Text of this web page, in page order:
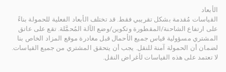
الأبعاد
القياسات مُقدمة بشكل تقريبي فقط. قد تختلف الأبعاد الفعلية للحمولة بناءً
على ارتفاع الشاحنة/المقطورة وتكوين/وضع الآلة المُحمَّلة. تقع على عاتق
المشتري مسؤولية قياس جميع الأحمال قبل مغادرة موقع المزاد الخاص بنا
لضمان أن الحمولة آمنة للنقل. يجب أن يتحقق المشتري من جميع القياسات.
لا تعتمد على هذه القياسات لأغراض النقل.